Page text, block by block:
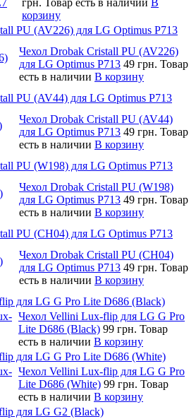
корзину
PU (AV226) для LG Optimus P713
Чехол Drobak Cristall PU (AV226)
для LG Optimus P713 49 грн. Товар
есть в наличии В корзину
PU (AV44) для LG Optimus P713
Чехол Drobak Cristall PU (AV44)
для LG Optimus P713 49 грн. Товар
есть в наличии В корзину
PU (W198) для LG Optimus P713
Чехол Drobak Cristall PU (W198)
для LG Optimus P713 49 грн. Товар
есть в наличии В корзину
PU (CH04) для LG Optimus P713
Чехол Drobak Cristall PU (CH04)
для LG Optimus P713 49 грн. Товар
есть в наличии В корзину
для LG G Pro Lite D686 (Black)
Чехол Vellini Lux-flip для LG G Pro
Lite D686 (Black) 99 грн. Товар
есть в наличии В корзину
для LG G Pro Lite D686 (White)
Чехол Vellini Lux-flip для LG G Pro
Lite D686 (White) 99 грн. Товар
есть в наличии В корзину
для LG G2 (Black)